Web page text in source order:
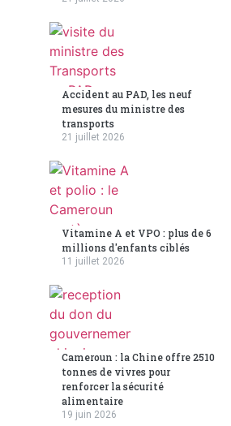
Accident au PAD, les neuf
mesures du ministre des
transports
21 juillet 2026
Vitamine A et VPO : plus de 6
millions d'enfants ciblés
11 juillet 2026
Cameroun : la Chine offre 2510
tonnes de vivres pour
renforcer la sécurité
alimentaire
19 juin 2026